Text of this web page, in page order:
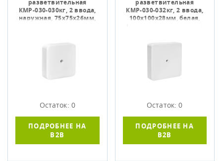
разветвительная
КМР-030-030кг, 2 ввода,
наружная, 75х75х26мм,
Остаток: 0
ПОДРОБНЕЕ НА
B2B
разветвительная
КМР-030-032кг, 2 ввода,
100х100х28мм, белая,
Остаток: 0
ПОДРОБНЕЕ НА
B2B